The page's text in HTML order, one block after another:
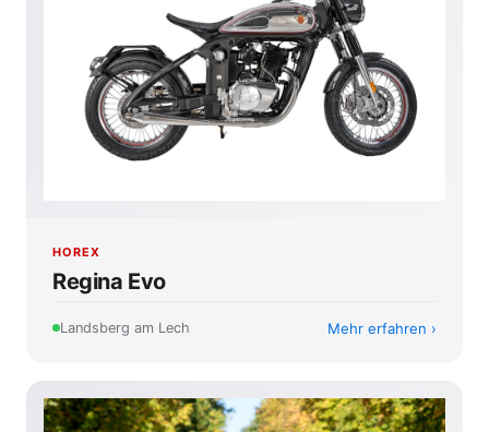
HOREX
Regina Evo
Landsberg am Lech Mehr erfahren